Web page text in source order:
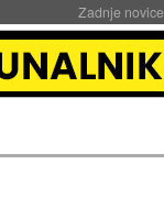
Zadnje novice